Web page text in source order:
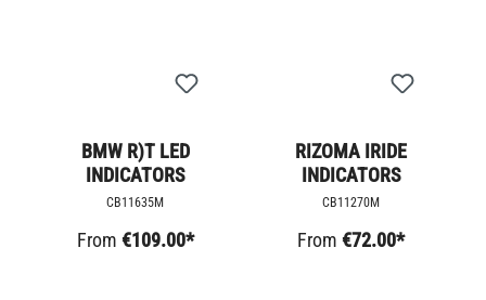
BMW R)T LED
INDICATORS
CB11635M
From €109.00*
RIZOMA IRIDE
INDICATORS
CB11270M
From €72.00*